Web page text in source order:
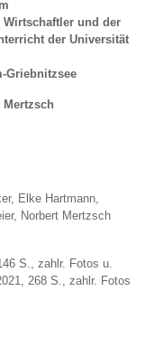
Wirtschaftler und der
der Universität
Griebnitzsee
Mertzsch
Elke Hartmann,
Norbert Mertzsch
S., zahlr. Fotos u.
268 S., zahlr. Fotos